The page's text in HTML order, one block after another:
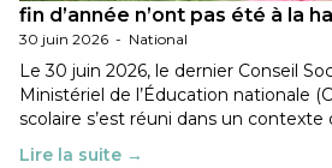
fin d’année n’ont pas été à la
30 juin 2026 - National
Le 30 juin 2026, le dernier Conseil
Ministériel de l’Éducation nationale
scolaire s’est réuni dans un
Lire la suite →